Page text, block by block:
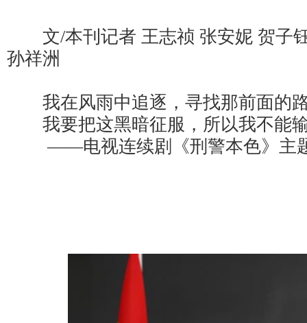
文/本刊记者 王志祯 张安妮 贺子
孙祥洲
我在风雨中追逐，寻找那前面的
我要把这黑暗征服，所以我不能
——电视连续剧《刑警本色》主